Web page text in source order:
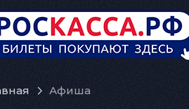
Афиша